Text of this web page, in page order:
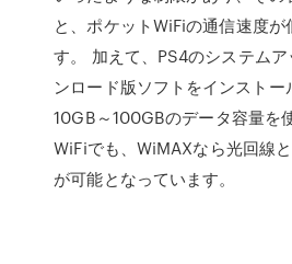
と、ポケットWiFiの通信速度が
す。 加えて、PS4のシステム
ンロード版ソフトをインストー
10GB～100GBのデータ容量を
WiFiでも、WiMAXなら光回線
が可能となっています。